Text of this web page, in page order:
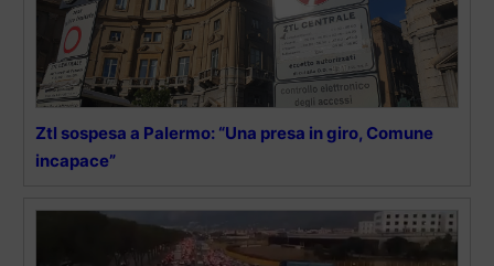
Ztl sospesa a Palermo: “Una presa in giro, Comune
incapace”